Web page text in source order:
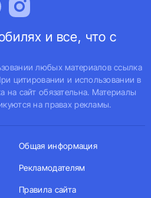
и все, что с
любых материалов ссылка
цитировании и использовании в
на сайт обязательна. Материалы
на правах рекламы.
Общая информация
Рекламодателям
Правила сайта